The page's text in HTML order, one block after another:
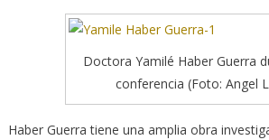
Doctora Yamilé Haber Guerra
conferencia (Foto: Angel
Haber Guerra tiene una amplia obra